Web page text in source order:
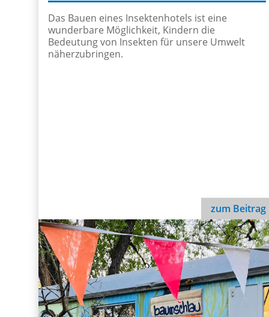
Das Bauen eines Insektenhotels ist eine
wunderbare Möglichkeit, Kindern die
Bedeutung von Insekten für unsere Umwelt
näherzubringen.
zum Beitrag